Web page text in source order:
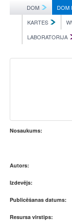
DOM DOM
KARTES
LABORATORIJA
Nosaukums:
Autors:
Izdevējs:
Publicēšanas datums:
Resursa virstips: